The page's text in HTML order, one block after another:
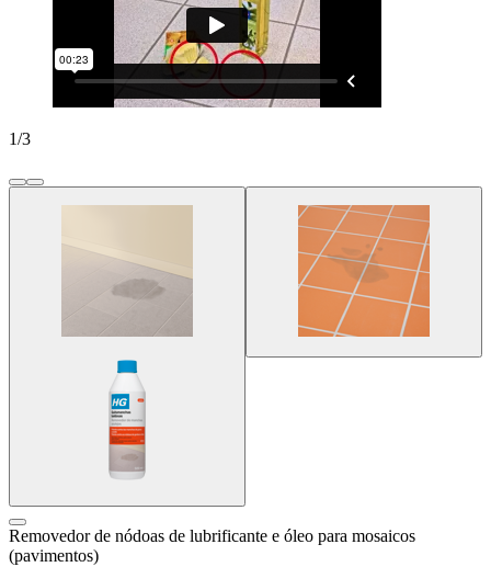
1/3
Removedor de nódoas de lubrificante e óleo para mosaicos
(pavimentos)